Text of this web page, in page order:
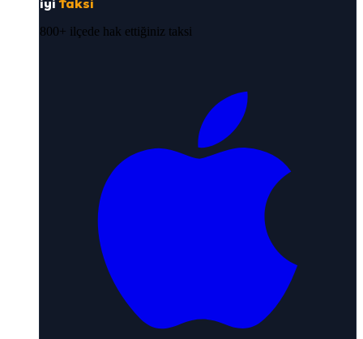
iyi Taksi
800+ ilçede hak ettiğiniz taksi